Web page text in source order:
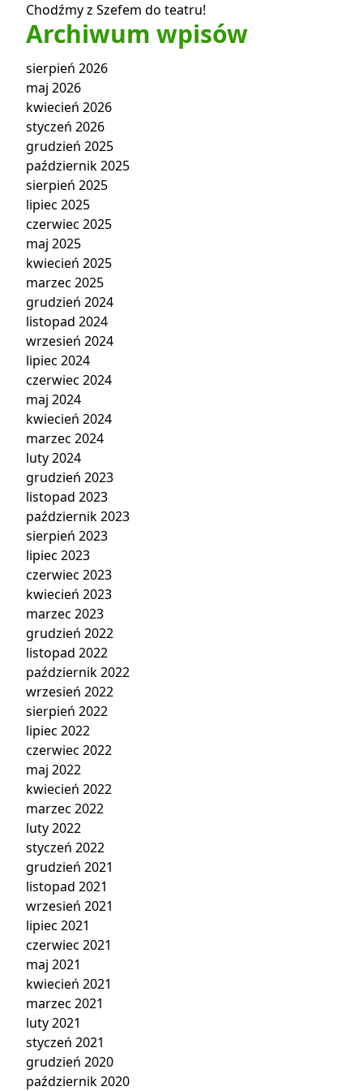
Chodźmy z Szefem do teatru!
Archiwum wpisów
sierpień 2026
maj 2026
kwiecień 2026
styczeń 2026
grudzień 2025
październik 2025
sierpień 2025
lipiec 2025
czerwiec 2025
maj 2025
kwiecień 2025
marzec 2025
grudzień 2024
listopad 2024
wrzesień 2024
lipiec 2024
czerwiec 2024
maj 2024
kwiecień 2024
marzec 2024
luty 2024
grudzień 2023
listopad 2023
październik 2023
sierpień 2023
lipiec 2023
czerwiec 2023
kwiecień 2023
marzec 2023
grudzień 2022
listopad 2022
październik 2022
wrzesień 2022
sierpień 2022
lipiec 2022
czerwiec 2022
maj 2022
kwiecień 2022
marzec 2022
luty 2022
styczeń 2022
grudzień 2021
listopad 2021
wrzesień 2021
lipiec 2021
czerwiec 2021
maj 2021
kwiecień 2021
marzec 2021
luty 2021
styczeń 2021
grudzień 2020
październik 2020